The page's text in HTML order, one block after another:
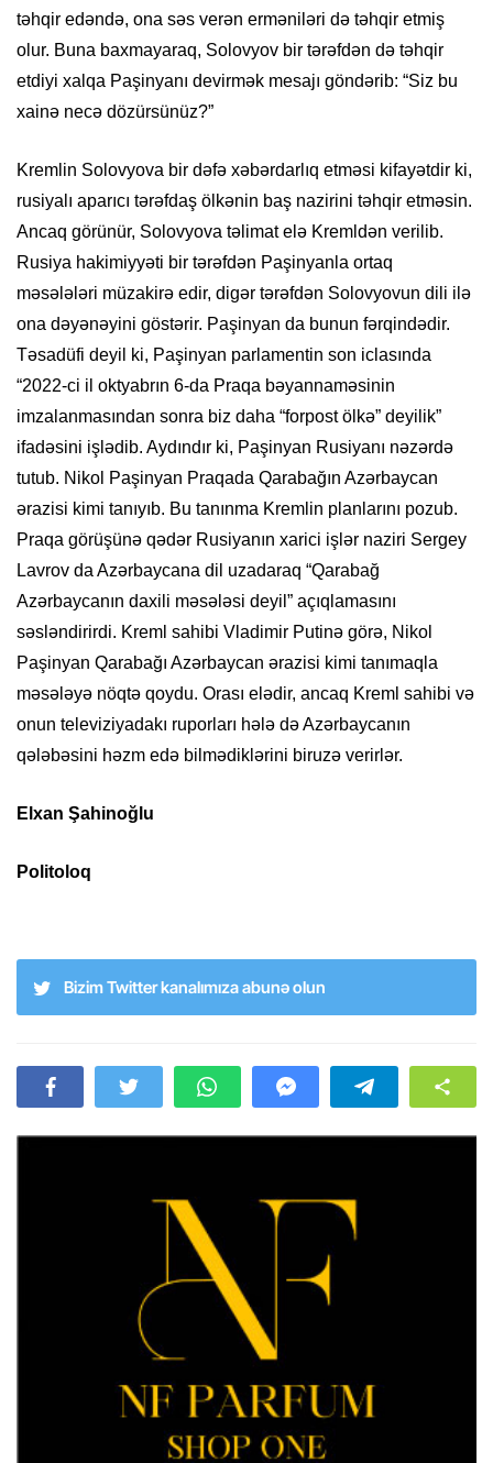
təhqir edəndə, ona səs verən erməniləri də təhqir etmiş
olur. Buna baxmayaraq, Solovyov bir tərəfdən də təhqir
etdiyi xalqa Paşinyanı devirmək mesajı göndərib: “Siz bu
xainə necə dözürsünüz?”
Kremlin Solovyova bir dəfə xəbərdarlıq etməsi kifayətdir ki,
rusiyalı aparıcı tərəfdaş ölkənin baş nazirini təhqir etməsin.
Ancaq görünür, Solovyova təlimat elə Kremldən verilib.
Rusiya hakimiyyəti bir tərəfdən Paşinyanla ortaq
məsələləri müzakirə edir, digər tərəfdən Solovyovun dili ilə
ona dəyənəyini göstərir. Paşinyan da bunun fərqindədir.
Təsadüfi deyil ki, Paşinyan parlamentin son iclasında
“2022-ci il oktyabrın 6-da Praqa bəyannaməsinin
imzalanmasından sonra biz daha “forpost ölkə” deyilik”
ifadəsini işlədib. Aydındır ki, Paşinyan Rusiyanı nəzərdə
tutub. Nikol Paşinyan Praqada Qarabağın Azərbaycan
ərazisi kimi tanıyıb. Bu tanınma Kremlin planlarını pozub.
Praqa görüşünə qədər Rusiyanın xarici işlər naziri Sergey
Lavrov da Azərbaycana dil uzadaraq “Qarabağ
Azərbaycanın daxili məsələsi deyil” açıqlamasını
səsləndirirdi. Kreml sahibi Vladimir Putinə görə, Nikol
Paşinyan Qarabağı Azərbaycan ərazisi kimi tanımaqla
məsələyə nöqtə qoydu. Orası elədir, ancaq Kreml sahibi və
onun televiziyadakı ruporları hələ də Azərbaycanın
qələbəsini həzm edə bilmədiklərini biruzə verirlər.
Elxan Şahinoğlu
Politoloq
Bizim Twitter kanalımıza abunə olun